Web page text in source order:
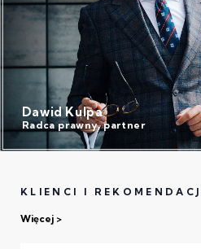
Dawid Kulpa
Radca prawny, partner
KLIENCI I
Więcej